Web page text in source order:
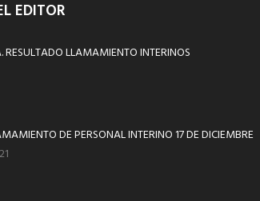
EDITOR
RESULTADO LLAMAMIENTO INTERINOS
DE PERSONAL INTERINO 17 DE DICIEMBRE